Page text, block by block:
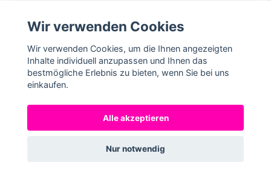
hinzufügen
Gåshaga
Kaffeerösterei
Espresso Sorrentini
Kaffeebohnen 1000g
hinzufügen
Gåshaga
Kaffeerösterei 07:13
Kaffeebohnen 1000g
Wir verwenden Cookies
Wir verwenden Cookies, um die Ihnen angezeigten
Inhalte individuell anzupassen und Ihnen das
bestmögliche Erlebnis zu bieten, wenn Sie bei uns
einkaufen.
Alle akzeptieren
Nur notwendig